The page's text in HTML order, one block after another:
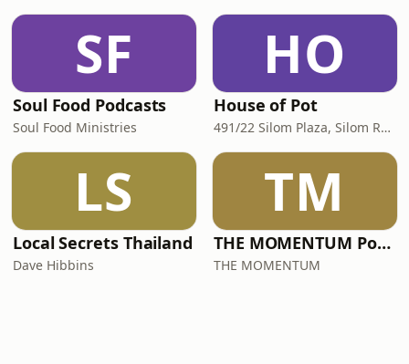
SF
Soul Food Podcasts
Soul Food Ministries
HO
House of Pot
491/22 Silom Plaza, Silom Rd, Silom, Bang Rak, Bangkok, Thailand, 10500
LS
Local Secrets Thailand
Dave Hibbins
TM
THE MOMENTUM Podcast
THE MOMENTUM